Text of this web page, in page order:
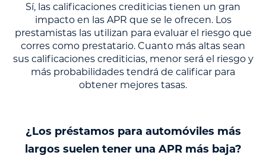
Sí, las calificaciones crediticias tienen un gran
impacto en las APR que se le ofrecen. Los
prestamistas las utilizan para evaluar el riesgo que
corres como prestatario. Cuanto más altas sean
sus calificaciones crediticias, menor será el riesgo y
más probabilidades tendrá de calificar para
obtener mejores tasas.
¿Los préstamos para automóviles más
largos suelen tener una APR más baja?